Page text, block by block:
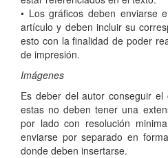
• Los gráficos deben enviarse
artículo y deben incluir su
esto con la finalidad de poder
de impresión.
Imágenes
Es deber del autor conseguir el
estas no deben tener una
por lado con resolución
enviarse por separado en
donde deben insertarse.